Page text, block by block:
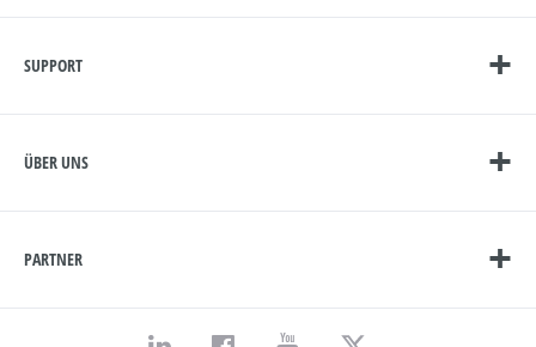
SUPPORT
ÜBER UNS
PARTNER